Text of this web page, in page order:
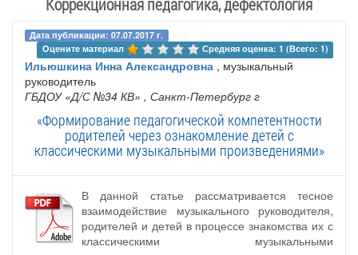
Дата публикации: 07.07.2017 г.
Оцените материал
Средняя оценка: 1 (Всего: 1)
Ильюшкина Инна Александровна , музыкальный
руководитель
ГБДОУ «Д/С №34 КВ» , Санкт-Петербург г
«Формирование педагогической компетентности
родителей через ознакомление детей с
классическими музыкальными произведениями»
В данной статье рассматривается тесное
взаимодействие музыкального руководителя,
родителей и детей в процессе знакомства их с
классическими музыкальными